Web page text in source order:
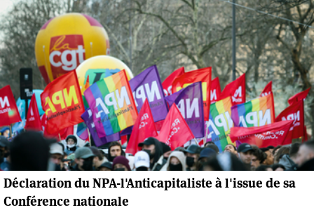
Déclaration du NPA-l'Anticapitaliste à l'issue de sa
Conférence nationale